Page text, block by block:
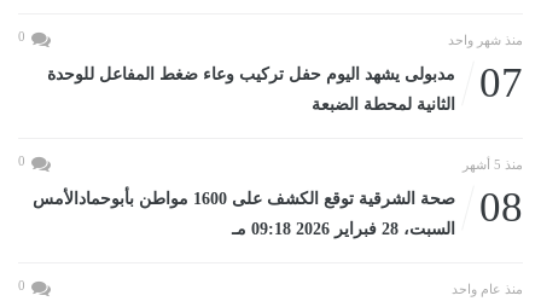
منذ شهر واحد 0
07
مدبولى يشهد اليوم حفل تركيب وعاء ضغط المفاعل للوحدة
الثانية لمحطة الضبعة
منذ 5 أشهر 0
08
صحة الشرقية توقع الكشف على 1600 مواطن بأبوحمادالأمس
السبت، 28 فبراير 2026 09:18 مـ
منذ عام واحد 0